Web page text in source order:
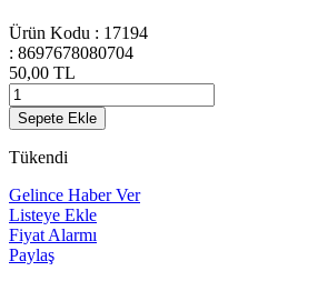
Ürün Kodu : 17194
: 8697678080704
50,00 TL
Sepete Ekle
Tükendi
Gelince Haber Ver
Listeye Ekle
Fiyat Alarmı
Paylaş